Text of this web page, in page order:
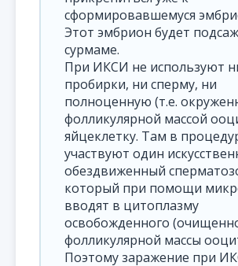
сформировавшемуся
Этот эмбрион будет
сурмаме.
При ИКСИ не используют
пробирки, ни сперму, ни
полноценную (т.е.
фолликулярной массой
яйцеклетку. Там в
участвуют один
обездвиженный
который при помощи
вводят в цитоплазму
освобожденного
фолликулярной массы
Поэтому заражение при